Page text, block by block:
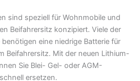
sind speziell für Wohnmobile und
Beifahrersitz konzipiert. Viele der
eine niedrige Batterie für
Beifahrersitz. Mit der neuen Lithium-
Sie Blei- Gel- oder AGM-
ersetzen.